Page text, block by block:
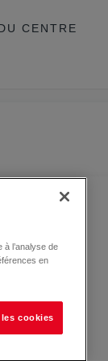
CENTRE
l’analyse de
en
cookies